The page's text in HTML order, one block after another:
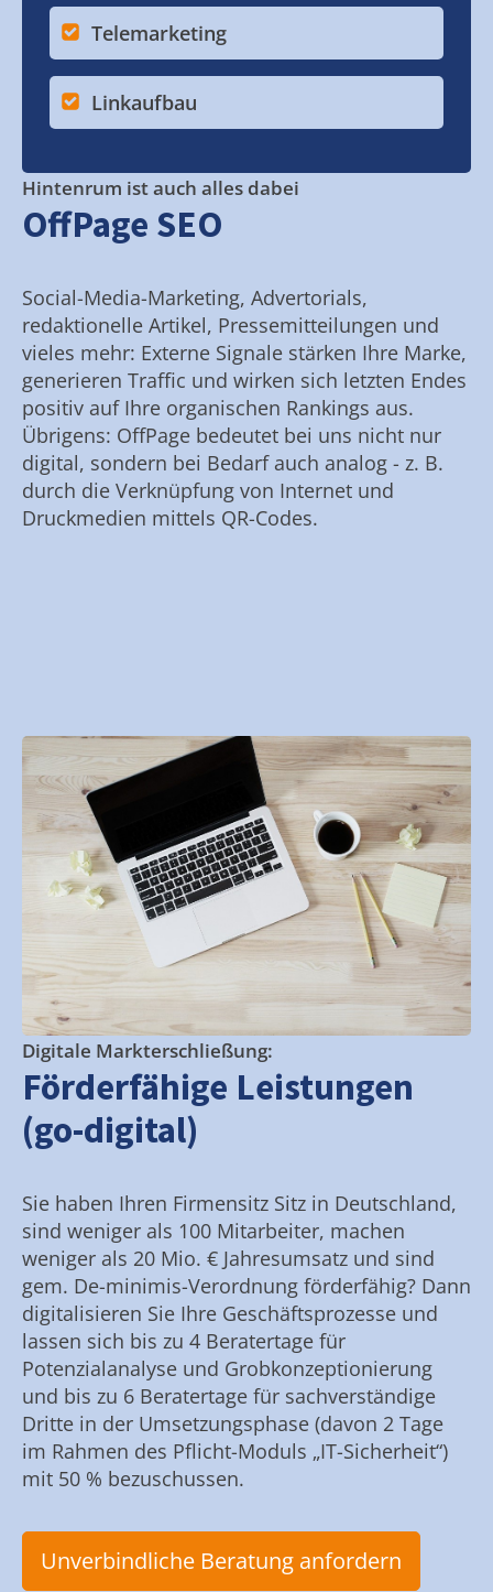
Telemarketing
Linkaufbau
Hintenrum ist auch alles dabei
OffPage SEO
Social-Media-Marketing, Advertorials,
redaktionelle Artikel, Pressemitteilungen und
vieles mehr: Externe Signale stärken Ihre Marke,
generieren Traffic und wirken sich letzten Endes
positiv auf Ihre organischen Rankings aus.
Übrigens: OffPage bedeutet bei uns nicht nur
digital, sondern bei Bedarf auch analog - z. B.
durch die Verknüpfung von Internet und
Druckmedien mittels QR-Codes.
Digitale Markterschließung:
Förderfähige Leistungen
(go-digital)
Sie haben Ihren Firmensitz Sitz in Deutschland,
sind weniger als 100 Mitarbeiter, machen
weniger als 20 Mio. € Jahresumsatz und sind
gem. De-minimis-Verordnung förderfähig? Dann
digitalisieren Sie Ihre Geschäftsprozesse und
lassen sich bis zu 4 Beratertage für
Potenzialanalyse und Grobkonzeptionierung
und bis zu 6 Beratertage für sachverständige
Dritte in der Umsetzungsphase (davon 2 Tage
im Rahmen des Pflicht-Moduls „IT-Sicherheit“)
mit 50 % bezuschussen.
Unverbindliche Beratung anfordern